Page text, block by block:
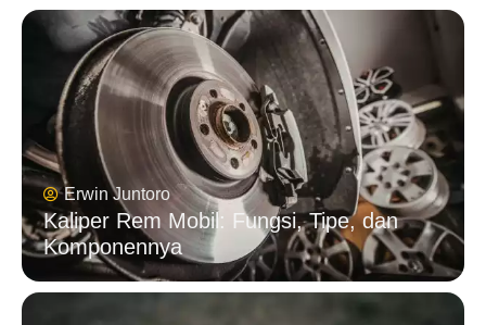
Erwin Juntoro
Kaliper Rem Mobil: Fungsi, Tipe, dan
Komponennya